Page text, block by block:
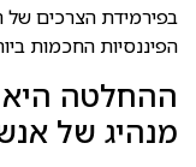
בפירמידת הצרכים
הפיננסיות החכמות
ההחלטה היא
מנהיג של